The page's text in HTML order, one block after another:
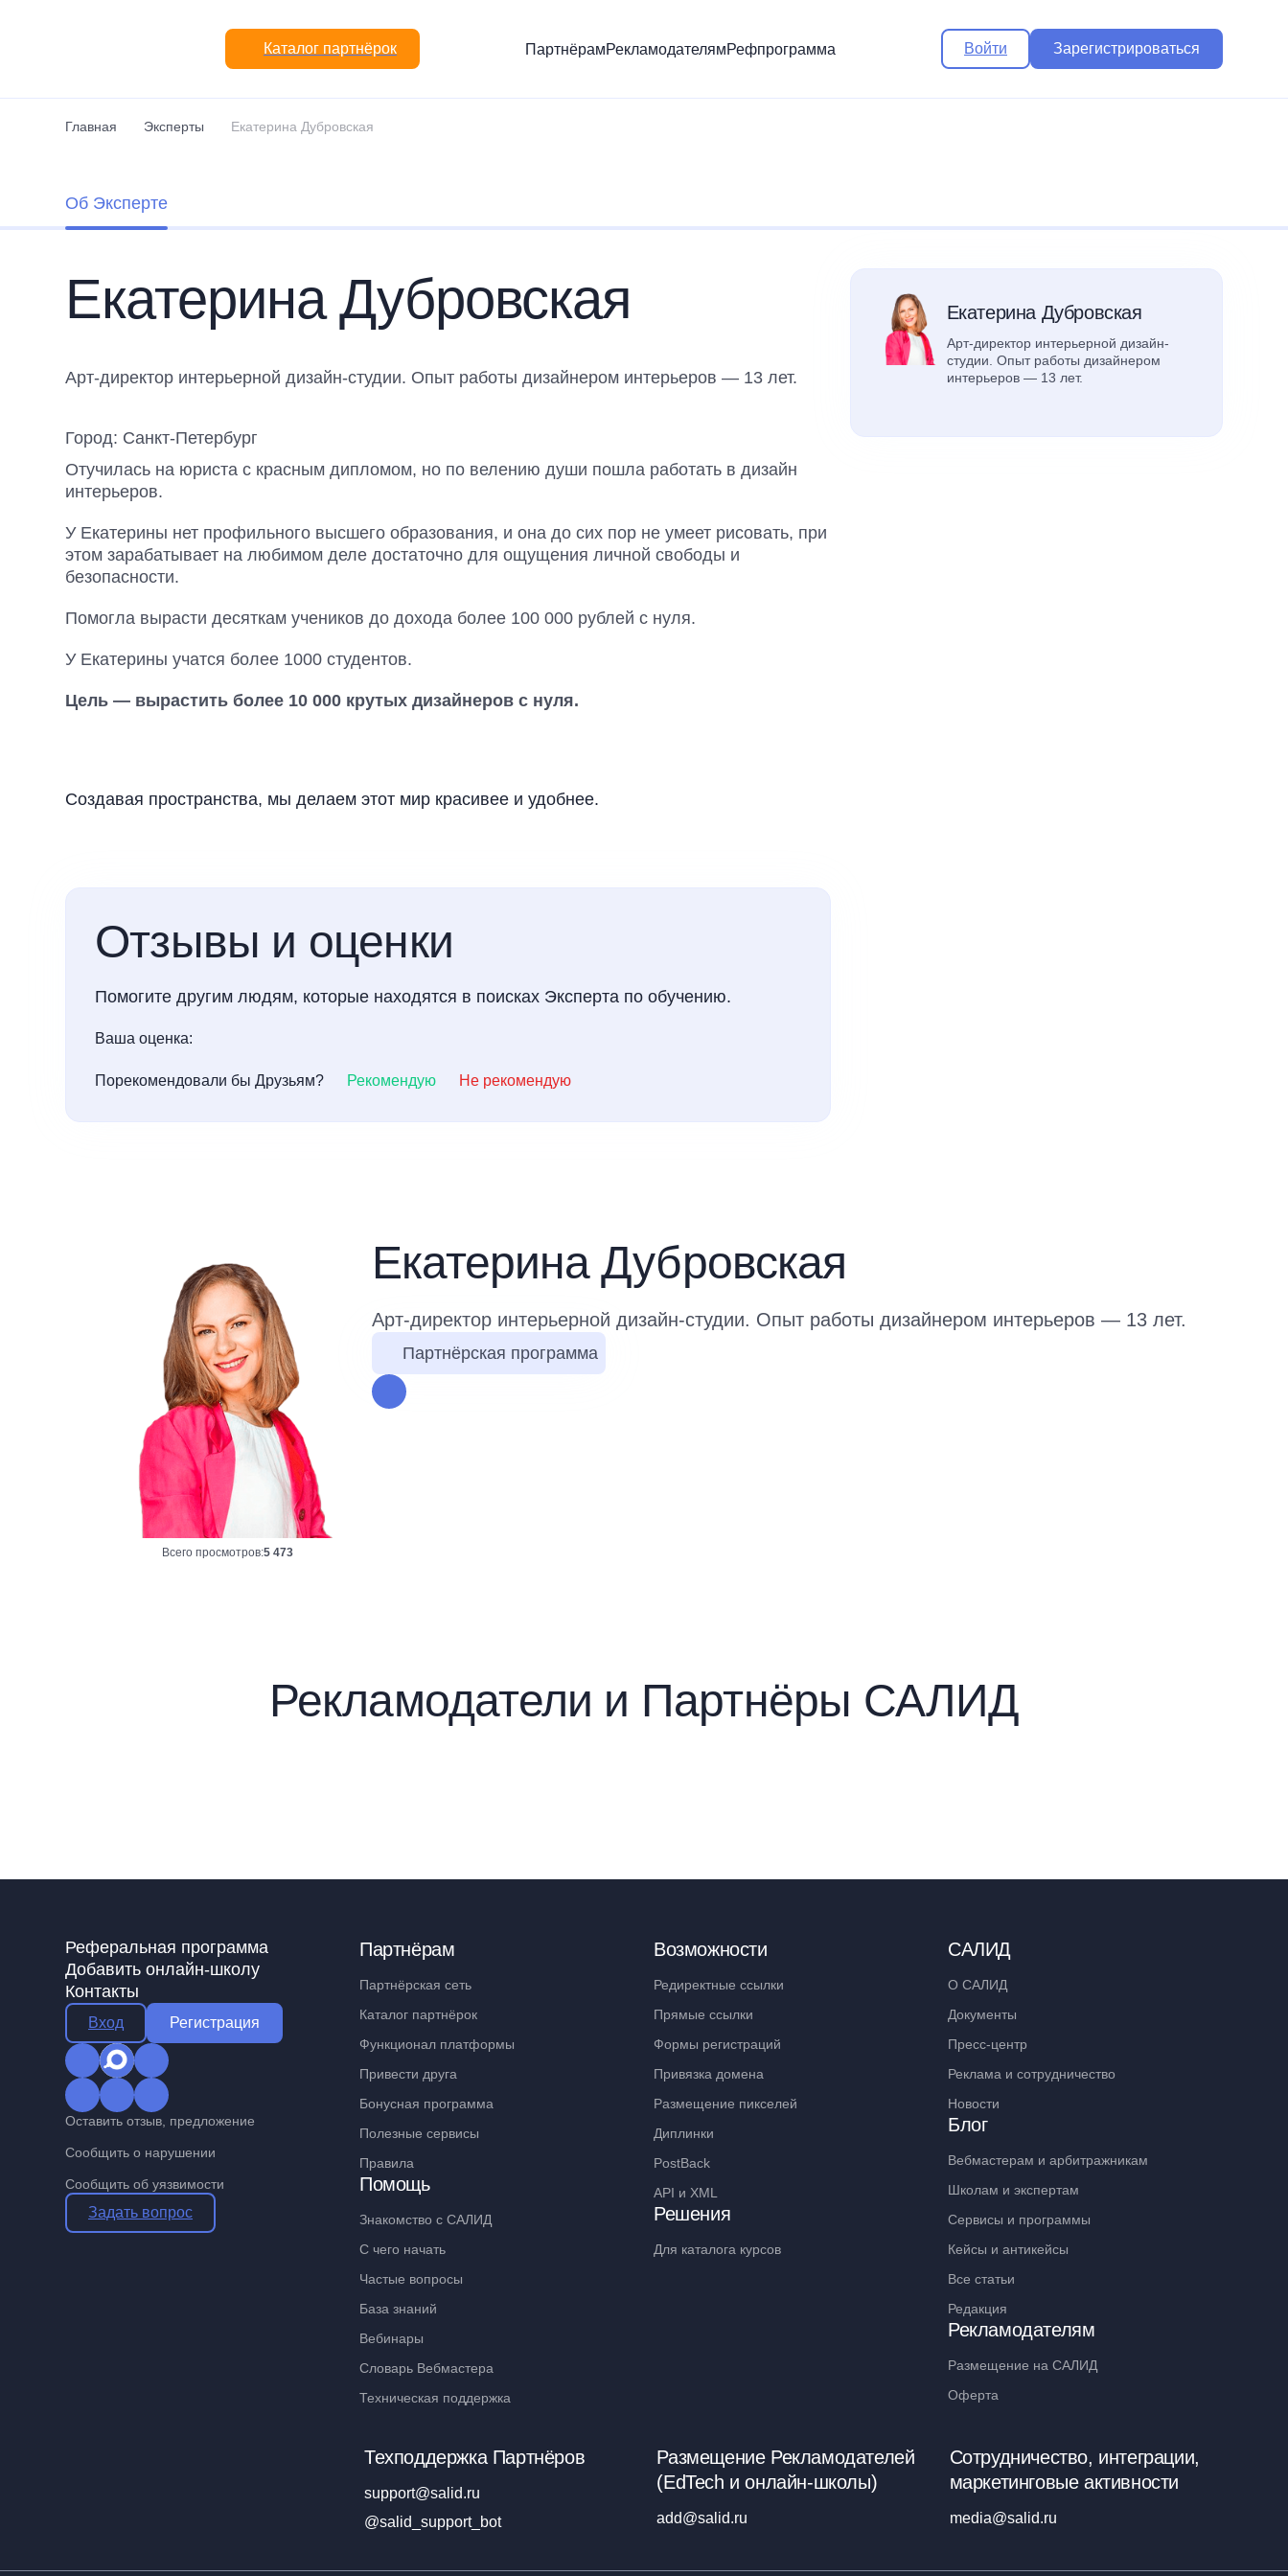
Каталог партнёрок ПартнёрамРекламодателямРефпрограмма Войти Зарегистрироваться
Главная Эксперты Екатерина Дубровская
Об Эксперте
Екатерина Дубровская
Арт-директор интерьерной дизайн-студии. Опыт работы дизайнером интерьеров — 13 лет.
Город: Санкт-Петербург
Отучилась на юриста с красным дипломом, но по велению души пошла работать в дизайн
интерьеров.
У Екатерины нет профильного высшего образования, и она до сих пор не умеет рисовать, при
этом зарабатывает на любимом деле достаточно для ощущения личной свободы и
безопасности.
Помогла вырасти десяткам учеников до дохода более 100 000 рублей с нуля.
У Екатерины учатся более 1000 студентов.
Цель — вырастить более 10 000 крутых дизайнеров с нуля.
Создавая пространства, мы делаем этот мир красивее и удобнее.
Отзывы и оценки
Помогите другим людям, которые находятся в поисках Эксперта по обучению.
Ваша оценка:
Порекомендовали бы Друзьям? Рекомендую Не рекомендую
Екатерина Дубровская
Арт-директор интерьерной дизайн-
студии. Опыт работы дизайнером
интерьеров — 13 лет.
Всего просмотров:5 473
Екатерина Дубровская
Арт-директор интерьерной дизайн-студии. Опыт работы дизайнером интерьеров — 13 лет.
Партнёрская программа
Рекламодатели и Партнёры САЛИД
Реферальная программа
Добавить онлайн-школу
Контакты
Вход Регистрация
Оставить отзыв, предложение
Сообщить о нарушении
Сообщить об уязвимости
Задать вопрос
Партнёрам
Партнёрская сеть
Каталог партнёрок
Функционал платформы
Привести друга
Бонусная программа
Полезные сервисы
Правила
Помощь
Знакомство с САЛИД
С чего начать
Частые вопросы
База знаний
Вебинары
Словарь Вебмастера
Техническая поддержка
Возможности
Редиректные ссылки
Прямые ссылки
Формы регистраций
Привязка домена
Размещение пикселей
Диплинки
PostBack
API и XML
Решения
Для каталога курсов
САЛИД
О САЛИД
Документы
Пресс-центр
Реклама и сотрудничество
Новости
Блог
Вебмастерам и арбитражникам
Школам и экспертам
Сервисы и программы
Кейсы и антикейсы
Все статьи
Редакция
Рекламодателям
Размещение на САЛИД
Оферта
Техподдержка Партнёров
support@salid.ru
@salid_support_bot
Размещение Рекламодателей
(EdTech и онлайн-школы)
add@salid.ru
Сотрудничество, интеграции,
маркетинговые активности
media@salid.ru